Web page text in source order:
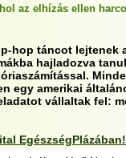
az elhízás ellen
hop táncot lejtenek
hajladozva
egy amerikai
vállaltak fel:
EgészségPlázában!